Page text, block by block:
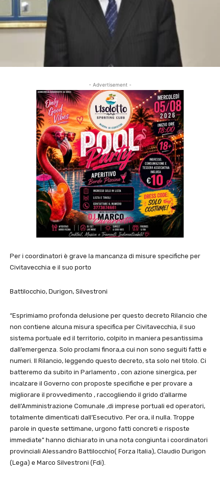
- Advertisement -
Per i coordinatori è grave la mancanza di misure specifiche per
Civitavecchia e il suo porto
Battilocchio, Durigon, Silvestroni
“Esprimiamo profonda delusione per questo decreto Rilancio che
non contiene alcuna misura specifica per Civitavecchia, il suo
sistema portuale ed il territorio, colpito in maniera pesantissima
dall’emergenza. Solo proclami finora,a cui non sono seguiti fatti e
numeri. Il Rilancio, leggendo questo decreto, sta solo nel titolo. Ci
batteremo da subito in Parlamento , con azione sinergica, per
incalzare il Governo con proposte specifiche e per provare a
migliorare il provvedimento , raccogliendo il grido d’allarme
dell’Amministrazione Comunale ,di imprese portuali ed operatori,
totalmente dimenticati dall’Esecutivo. Per ora, il nulla. Troppe
parole in queste settimane, urgono fatti concreti e risposte
immediate” hanno dichiarato in una nota congiunta i coordinatori
provinciali Alessandro Battilocchio( Forza Italia), Claudio Durigon
(Lega) e Marco Silvestroni (Fdi).